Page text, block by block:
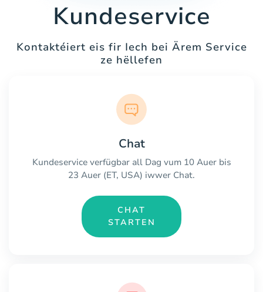
Kundeservice
Kontaktéiert eis fir Iech bei Ärem Service
ze hëllefen
Chat
Kundeservice verfügbar all Dag vum 10 Auer bis
23 Auer (ET, USA) iwwer Chat.
CHAT
STARTEN